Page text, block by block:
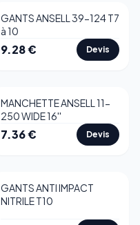
GANTS ANSELL 39-124 T7
à 10
9.28€ Devis
MANCHETTE ANSELL 11-
250 WIDE 16''
7.36€ Devis
GANTS ANTI IMPACT
NITRILE T10